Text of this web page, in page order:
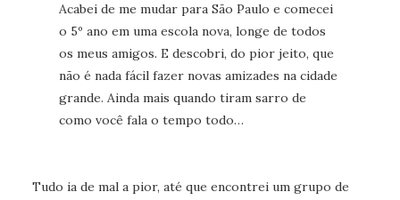
Acabei de me mudar para São Paulo e comecei
o 5º ano em uma escola nova, longe de todos
os meus amigos. E descobri, do pior jeito, que
não é nada fácil fazer novas amizades na cidade
grande. Ainda mais quando tiram sarro de
como você fala o tempo todo…
Tudo ia de mal a pior, até que encontrei um grupo de